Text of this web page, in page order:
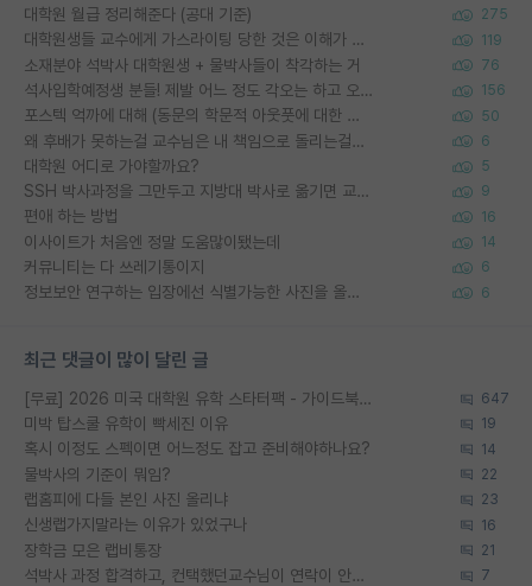
대학원 월급 정리해준다 (공대 기준) 275
대학원생들 교수에게 가스라이팅 당한 것은 이해가 갑니다. 안타깝네요. 119
소재분야 석박사 대학원생 + 물박사들이 착각하는 거 76
석사입학예정생 분들! 제발 어느 정도 각오는 하고 오세요. 156
포스텍 억까에 대해 (동문의 학문적 아웃풋에 대한 반박) 50
왜 후배가 못하는걸 교수님은 내 책임으로 돌리는걸까요? 6
대학원 어디로 가야할까요? 5
SSH 박사과정을 그만두고 지방대 박사로 옮기면 교수의 꿈은 끝일까요? 9
편애 하는 방법 16
이사이트가 처음엔 정말 도움많이됐는데 14
커뮤니티는 다 쓰레기통이지 6
정보보안 연구하는 입장에선 식별가능한 사진을 올리는건 비추이긴함 6
최근 댓글이 많이 달린 글
[무료] 2026 미국 대학원 유학 스타터팩 - 가이드북 & 합격자 컨택메일 템플릿 647
미박 탑스쿨 유학이 빡세진 이유 19
혹시 이정도 스펙이면 어느정도 잡고 준비해야하나요? 14
물박사의 기준이 뭐임? 22
랩홈피에 다들 본인 사진 올리냐 23
신생랩가지말라는 이유가 있었구나 16
장학금 모은 랩비통장 21
석박사 과정 합격하고, 컨택했던교수님이 연락이 안됩니다... 7